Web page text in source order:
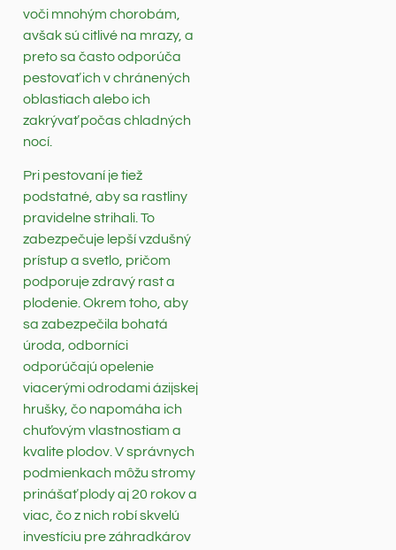
voči mnohým chorobám,
avšak sú citlivé na mrazy, a
preto sa často odporúča
pestovať ich v chránených
oblastiach alebo ich
zakrývať počas chladných
nocí.
Pri pestovaní je tiež
podstatné, aby sa rastliny
pravidelne strihali. To
zabezpečuje lepší vzdušný
prístup a svetlo, pričom
podporuje zdravý rast a
plodenie. Okrem toho, aby
sa zabezpečila bohatá
úroda, odborníci
odporúčajú opelenie
viacerými odrodami ázijskej
hrušky, čo napomáha ich
chuťovým vlastnostiam a
kvalite plodov. V správnych
podmienkach môžu stromy
prinášať plody aj 20 rokov a
viac, čo z nich robí skvelú
investíciu pre záhradkárov